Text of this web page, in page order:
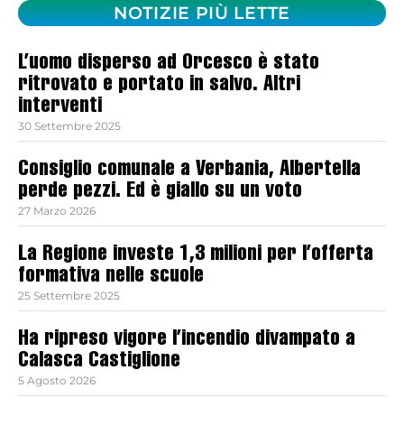
NOTIZIE PIÙ LETTE
L’uomo disperso ad Orcesco è stato
ritrovato e portato in salvo. Altri
interventi
30 Settembre 2025
Consiglio comunale a Verbania, Albertella
perde pezzi. Ed è giallo su un voto
27 Marzo 2026
La Regione investe 1,3 milioni per l’offerta
formativa nelle scuole
25 Settembre 2025
Ha ripreso vigore l’incendio divampato a
Calasca Castiglione
5 Agosto 2026